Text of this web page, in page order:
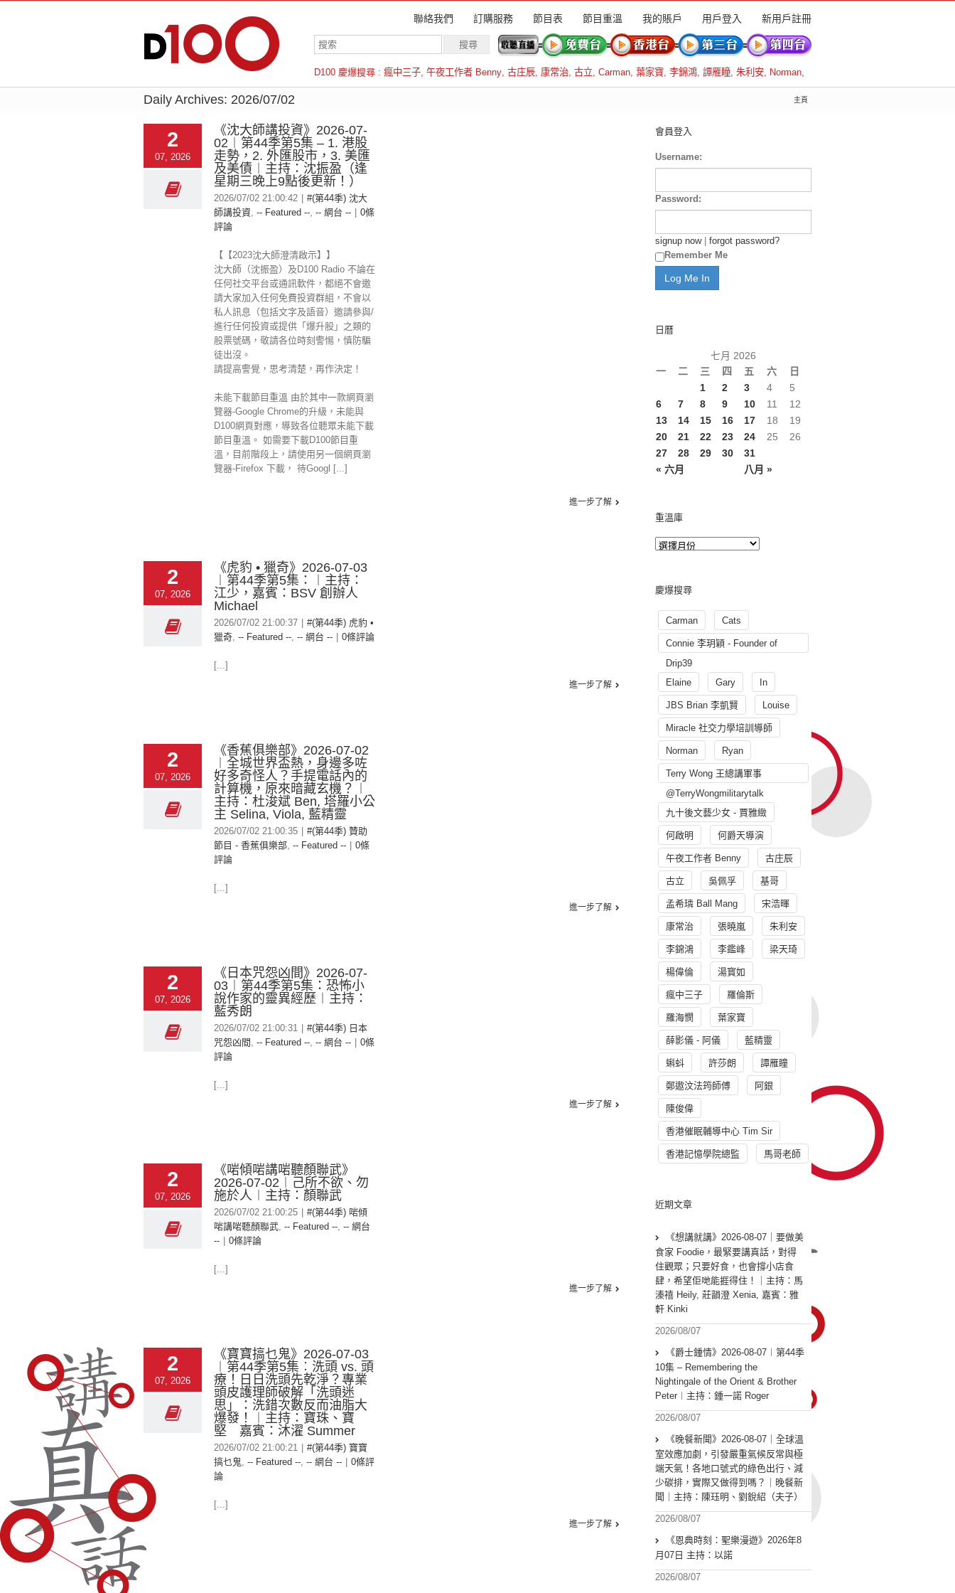
聯絡我們 訂購服務 節目表 節目重溫 我的賬戶 用戶登入 新用戶註冊
D100 慶爆搜尋 : 瘋中三子, 午夜工作者 Benny, 古庄辰, 康常治, 古立, Carman, 葉家寶, 李錦鴻, 譚雁瞳, 朱利安, Norman,
羅倫斯
Daily Archives: 2026/07/02 主頁
2
07, 2026
《沈大師講投資》2026-07-
02︱第44季第5集 – 1. 港股
走勢，2. 外匯股市，3. 美匯
及美債︱主持：沈振盈（逢
星期三晚上9點後更新！）
2026/07/02 21:00:42
#(第44季) 沈大
師講投資, -- Featured --, -- 網台 --
0條
評論
【【2023沈大師澄清啟示】】
沈大師（沈振盈）及D100 Radio 不論在
任何社交平台或通訊軟件，都絕不會邀
請大家加入任何免費投資群組，不會以
私人訊息（包括文字及語音）邀請參與/
進行任何投資或提供「爆升股」之類的
股票號碼，敬請各位時刻警惕，慎防騙
徒出沒。
請提高警覺，思考清楚，再作決定！
未能下載節目重溫 由於其中一款網頁瀏
覽器-Google Chrome的升級，未能與
D100網頁對應，導致各位聽眾未能下載
節目重溫。 如需要下載D100節目重
溫，目前階段上，請使用另一個網頁瀏
覽器-Firefox 下載， 待Googl [...]
進一步了解
2
07, 2026
《虎豹 • 獵奇》2026-07-03
︱第44季第5集：︱主持：
江少，嘉賓：BSV 創辦人
Michael
2026/07/02 21:00:37
#(第44季) 虎豹 •
獵奇, -- Featured --, -- 網台 -- 0條評論
[...]
進一步了解
2
07, 2026
《香蕉俱樂部》2026-07-02
︱全城世界盃熱，身邊多咗
好多奇怪人？手提電話內的
計算機，原來暗藏玄機？︱
主持：杜浚斌 Ben, 塔羅小公
主 Selina, Viola, 藍精靈
2026/07/02 21:00:35
#(第44季) 贊助
節目 - 香蕉俱樂部, -- Featured --
0條
評論
[...]
進一步了解
2
07, 2026
《日本咒怨凶間》2026-07-
03︱第44季第5集：恐怖小
說作家的靈異經歷︱主持：
藍秀朗
2026/07/02 21:00:31
#(第44季) 日本
咒怨凶間 , -- Featured --, -- 網台 --
0條
評論
[...]
進一步了解
2
07, 2026
《啱傾啱講啱聽顏聯武》
2026-07-02︱己所不欲、勿
施於人︱主持：顏聯武
2026/07/02 21:00:25
#(第44季) 啱傾
啱講啱聽顏聯武, -- Featured --, -- 網台
--
0條評論
[...]
進一步了解
2
07, 2026
《寶寶搞乜鬼》2026-07-03
︱第44季第5集︰洗頭 vs. 頭
療！日日洗頭先乾淨？專業
頭皮護理師破解「洗頭迷
思」：洗錯次數反而油脂大
爆發！︱主持：寶珠、寶
堅 嘉賓：沐濯 Summer
2026/07/02 21:00:21
#(第44季) 寶寶
搞乜鬼, -- Featured --, -- 網台 --
0條評
論
[...]
進一步了解
會員登入
Username:
Password:
signup now| forgot password?
Remember Me
日曆
七月 2026
一
二 三 四 五 六 日
« 六月 八月 »
1 2 3 4
5
6
7 8 9 10 11
12
13
14 15 16 17 18
19
20
21 22 23 24 25
26
27
28 29 30 31
重溫庫
慶爆搜尋
Carman Cats
Connie 李玥穎 - Founder of
Drip39
Elaine
Gary In
JBS Brian 李凱賢 Louise
Miracle 社交力學培訓導師
Norman Ryan
Terry Wong 王總講軍事
@TerryWongmilitarytalk
九十後文藝少女 - 賈雅緻
何啟明 何爵天導演
午夜工作者 Benny 古庄辰
古立 吳佩孚 基哥
孟希璘 Ball Mang 宋浩暉
康常治 張曉嵐 朱利安
李錦鴻 李鑑峰 梁天琦
楊偉倫 湯寳如
瘋中三子 羅倫斯
羅海憫 葉家寶
薛影儀 - 阿儀 藍精靈
蝌蚪 許莎朗 譚雁瞳
鄭遨汶法筠師傅 阿銀
陳俊偉
香港催眠輔導中心 Tim Sir
香港記憶學院總監 馬哥老師
近期文章
《想講就講》2026-08-07｜要做美
食家 Foodie，最緊要講真話，對得
住觀眾；只要好食，也會撐小店食
肆，希望佢哋能捱得住！｜主持：馬
溱禧 Heily, 莊韻澄 Xenia, 嘉賓：雅
軒 Kinki
2026/08/07
《爵士鍾情》2026-08-07︱第44季
10集 – Remembering the
Nightingale of the Orient & Brother
Peter︱主持：鍾一諾 Roger
2026/08/07
《晚餐新聞》2026-08-07｜全球溫
室效應加劇，引發嚴重氣候反常與極
端天氣！各地口號式的綠色出行、減
少碳排，實際又做得到嗎？｜晚餐新
聞｜主持：陳珏明、劉銳紹（夫子）
2026/08/07
《恩典時刻：聖樂漫遊》2026年8
月07日 主持：以諾
2026/08/07